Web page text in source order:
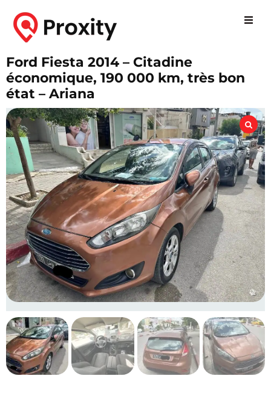
Ford Fiesta 2014 – Citadine
économique, 190 000 km, très bon
état – Ariana